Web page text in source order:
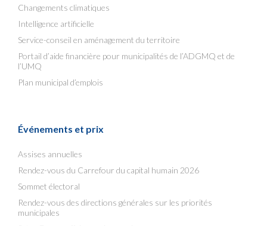
Changements climatiques
Intelligence artificielle
Service-conseil en aménagement du territoire
Portail d’aide financière pour municipalités de l’ADGMQ et de
l’UMQ
Plan municipal d’emplois
Événements et prix
Assises annuelles
Rendez-vous du Carrefour du capital humain 2026
Sommet électoral
Rendez-vous des directions générales sur les priorités
municipales